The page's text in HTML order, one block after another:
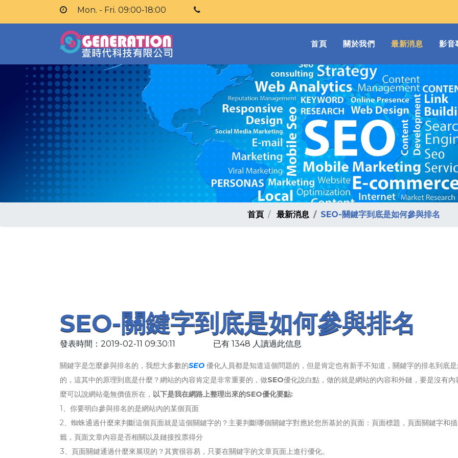
Mon. - Fri. 09:00-18:00
首頁(current)
關於我們 最新消息 影音
首頁 最新消息 SEO-關鍵字到底是如何參與排名
SEO-關鍵字到底是如何參與排名
發表時間：2019-02-11 09:30:11 已有 1348 人讀過此信息
關鍵字是怎麼參與排名的，我想大多數的SEO 優化人員都是知道這個問題的，但是肯定也有新手不知道，關鍵字的排名到底
的，這其中的原理到底是什麼？網站的內容肯定是非常重要的，做SEO優化說白點，做的就是網站的內容和外鏈，要是沒有內
麼可以說網站毫無價值所在， 以下是我在網路上整理出來的SEO優化要點:
1、你要明白參與排名的是網站內的某個頁面
2、蜘蛛通過什麼來判斷這個頁面就是這個關鍵字的？主要判斷哪個關鍵字對應於您所基於的頁面：頁面標題，頁面關鍵字和
籤，頁面文章內容是否相關以及鏈接投票得分
3、頁面關鍵通過什麼來展現的？其實很容易，只要在關鍵字的文章頁面上進行優化。